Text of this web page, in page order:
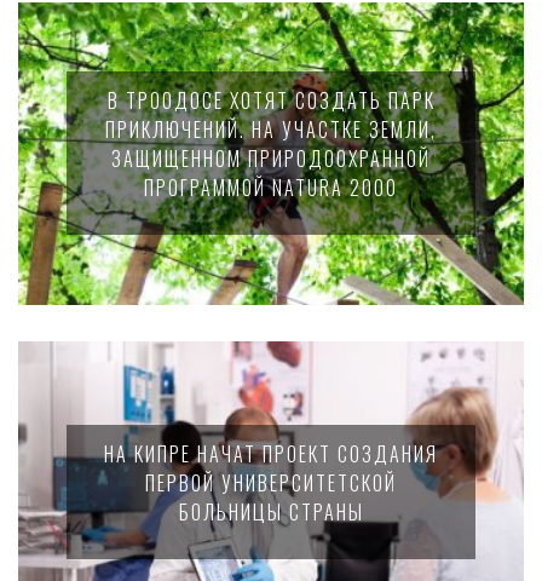
В ТРООДОСЕ ХОТЯТ СОЗДАТЬ ПАРК
ПРИКЛЮЧЕНИЙ. НА УЧАСТКЕ ЗЕМЛИ,
ЗАЩИЩЕННОМ ПРИРОДООХРАННОЙ
ПРОГРАММОЙ NATURA 2000
НА КИПРЕ НАЧАТ ПРОЕКТ СОЗДАНИЯ
ПЕРВОЙ УНИВЕРСИТЕТСКОЙ
БОЛЬНИЦЫ СТРАНЫ